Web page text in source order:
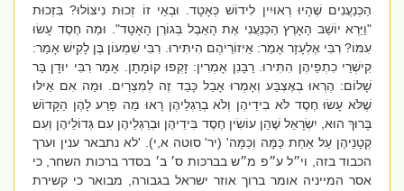
הַכְּנַעֲנִים שֶׁהָיוּ רְאוּיִין לִידוֹשׁ כְּאָטָד. וּבְאֵי זוֹ זְכוּת נִיצּוֹלוּ? בִּזְכוּת
"וַיַּרְא יוֹשֵׁב הָאָרֶץ הַכְּנַעֲנִי אֶת הָאֵבֶל בְּגוֹרֶן הָאָטָד". וּמַה חֶסֶד עָשׂוּ
עִמּוֹ? רִבִּי אֶלְעָזָר אָמַר: אֵיזוֹרֵיהֶם הִיתִּירוּ. רִבִּי שִׁמְעוֹן בֶּן לָקִישׁ אָמַר:
קִישְׁרֵי כִתְפֵיהֶן הִתִּירוּ. רַבָּנִן אָמְרִין: זָקְפוּ קוֹמָתָן. אָמַר רִבִּי יוּדָן בַּר
שָׁלוֹם: הֶרְאוּ בְאֶצְבַּע וְאָמְרוּ אָבֵל כָּבֵד זֶה לְמִצְרַיִם. וּמַה אִם אֵילּוּ
שֶׁלֹּא עָשׂוּ חֶסֶד לֹא בִידֵיהֶן וְלֹא בְרַגְלֵיהֶן רָאוּ מַה פָרַע לָהֶן הַקָּדוֹשׁ
בָּרוּךְ הוּא, יִשְׂרָאֵל שֶׁהֵן עוֹשִׂין חֶסֶד בִּידֵיהֶן וּבְרַגְלֵיהֶן עִם גְּדוֹלֵיהֶן וְעִם
קְטָנֵיהֶן עַל אַחַת כַּמָּה וְכַמָּה' (יר' סוטה א,י). 'לא נתבאר ענין וערך
הכבוד בזה, וי״ל ע״פ מ״ש בברכות ס׳ ב׳ בסדר ברכות השחר, כי
אסר המייניה אומר ברוך אוזר ישראל בגבורה, מבואר כי קשירת